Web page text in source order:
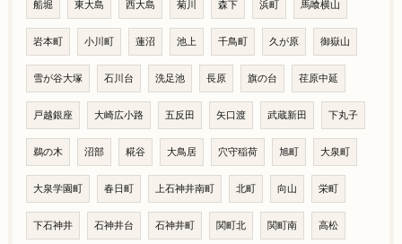
船堀 東大島 西大島 菊川 森下 浜町 馬喰横山
岩本町 小川町 蓮沼 池上 千鳥町 久が原 御嶽山
雪が谷大塚 石川台 洗足池 長原 旗の台 荏原中延
戸越銀座 大崎広小路 五反田 矢口渡 武蔵新田 下丸子
鵜の木 沼部 糀谷 大鳥居 穴守稲荷 旭町 大泉町
大泉学園町 春日町 上石神井南町 北町 向山 栄町
下石神井 石神井台 石神井町 関町北 関町南 高松